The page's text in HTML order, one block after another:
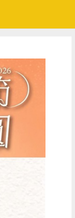
的豐收成果。本